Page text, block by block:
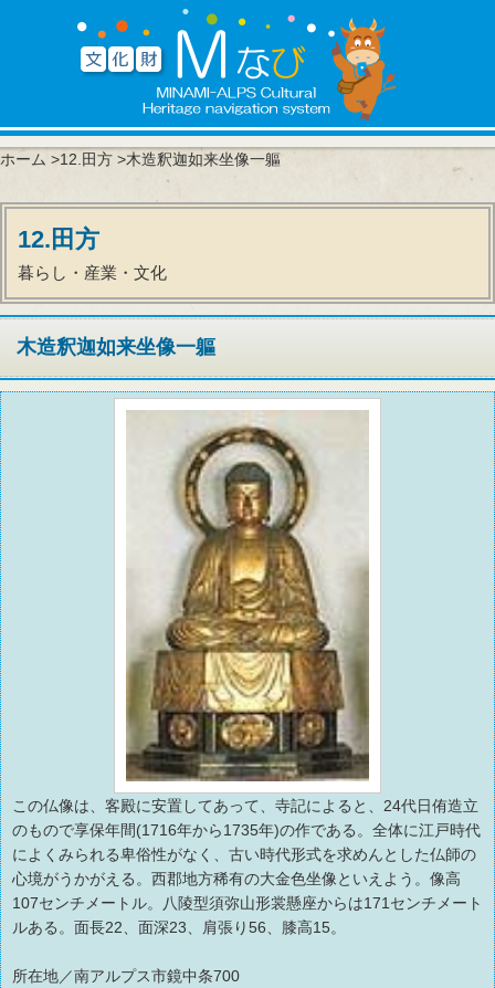
ホーム >12.田方 >木造釈迦如来坐像一軀
12.田方
暮らし・産業・文化
木造釈迦如来坐像一軀
この仏像は、客殿に安置してあって、寺記によると、24代日侑造立
のもので享保年間(1716年から1735年)の作である。全体に江戸時代
によくみられる卑俗性がなく、古い時代形式を求めんとした仏師の
心境がうかがえる。西郡地方稀有の大金色坐像といえよう。像高
107センチメートル。八陵型須弥山形裳懸座からは171センチメート
ルある。面長22、面深23、肩張り56、膝高15。
所在地／南アルプス市鏡中条700